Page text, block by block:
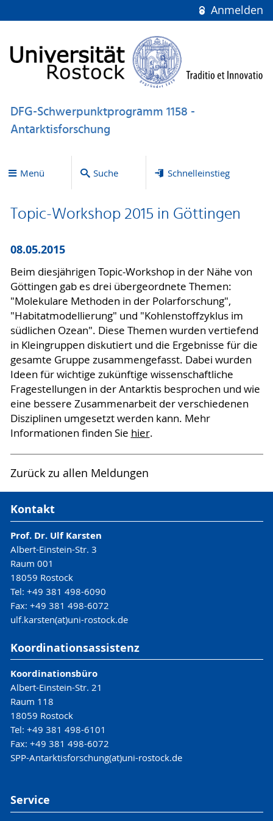
Anmelden
DFG-Schwerpunktprogramm 1158 -
Antarktisforschung
Menü Suche Schnelleinstieg
Topic-Workshop 2015 in Göttingen
08.05.2015
Beim diesjährigen Topic-Workshop in der Nähe von
Göttingen gab es drei übergeordnete Themen:
"Molekulare Methoden in der Polarforschung",
"Habitatmodellierung" und "Kohlenstoffzyklus im
südlichen Ozean". Diese Themen wurden vertiefend
in Kleingruppen diskutiert und die Ergebnisse für die
gesamte Gruppe zusammengefasst. Dabei wurden
Ideen für wichtige zukünftige wissenschaftliche
Fragestellungen in der Antarktis besprochen und wie
eine bessere Zusammenarbeit der verschiedenen
Disziplinen umgesetzt werden kann. Mehr
Informationen finden Sie hier.
Zurück zu allen Meldungen
Kontakt
Prof. Dr. Ulf Karsten
Albert-Einstein-Str. 3
Raum 001
18059 Rostock
Tel: +49 381 498-6090
Fax: +49 381 498-6072
ulf.karsten(at)uni-rostock.de
Koordinationsassistenz
Koordinationsbüro
Albert-Einstein-Str. 21
Raum 118
18059 Rostock
Tel: +49 381 498-6101
Fax: +49 381 498-6072
SPP-Antarktisforschung(at)uni-rostock.de
Service